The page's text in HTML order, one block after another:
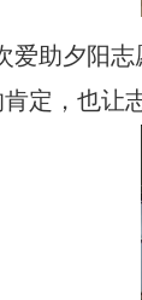
爱助夕阳
定，也让